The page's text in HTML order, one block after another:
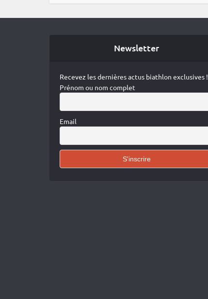
Newsletter
Recevez les dernières actus biathlon exclusives !
Prénom ou nom complet
Email